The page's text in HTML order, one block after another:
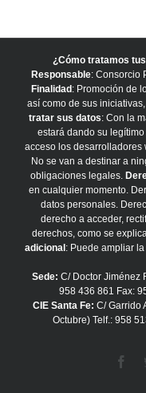
¿Cómo tratamos
Responsable: Consorcio
Finalidad : Promoción de
así como de sus
tratar sus datos: Con la
estará dando su
acceso los desarrolladores
No se van a destinar a
obligaciones legales.
en cualquier momento.
datos personales.
derecho a acceder,
derechos, como se
adicional : Puede ampliar
Sede: C/ Doctor Jiménez
958 436 861 Fax:
CIE Santa Fe: C/ Garrido
Octubre) Telf.: 958